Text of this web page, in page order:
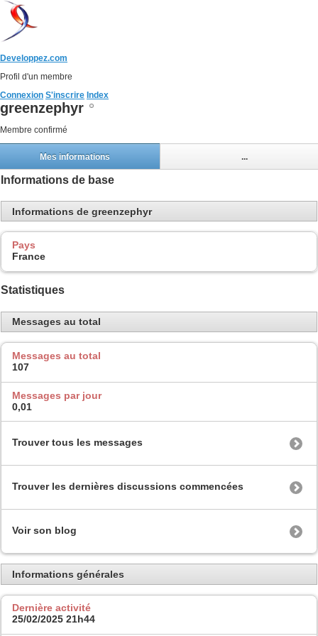
Developpez.com
Profil d'un membre
Connexion S'inscrire Index
greenzephyr
Membre confirmé
Mes informations ...
Informations de base
Informations de greenzephyr
Pays
France
Statistiques
Messages au total
Messages au total
107
Messages par jour
0,01
Trouver tous les messages
Trouver les dernières discussions commencées
Voir son blog
Informations générales
Dernière activité
25/02/2025 21h44